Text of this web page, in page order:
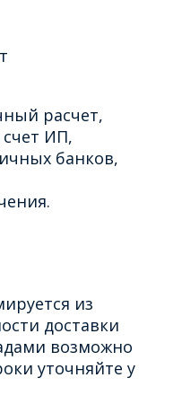
расчет,
ИП,
банков,
из
доставки
возможно
уточняйте у